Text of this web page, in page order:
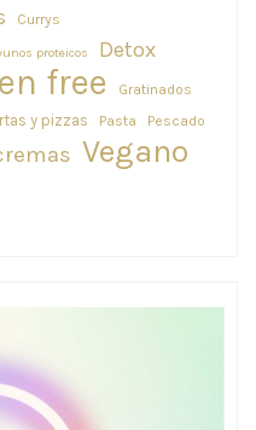
Currys
proteicos Detox
free Gratinados
y pizzas Pasta Pescado
Vegano